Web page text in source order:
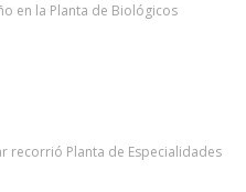
en la Planta de Biológicos
recorrió Planta de Especialidades